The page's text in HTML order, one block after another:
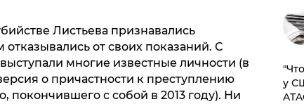
Листьева признавались
от своих показаний. С
многие известные личности (в
о причастности к преступлению
покончившего с собой в 2013 году). Ни
у